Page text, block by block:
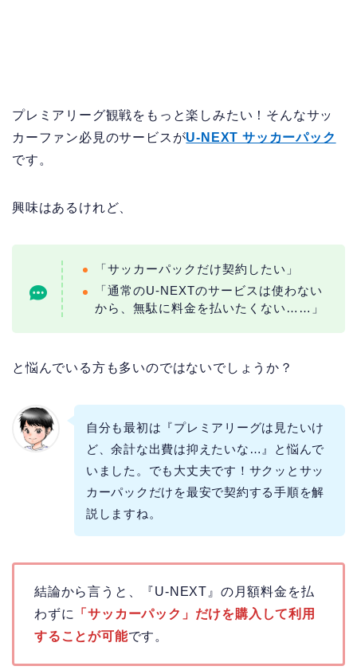
プレミアリーグ観戦をもっと楽しみたい！そんなサッ
カーファン必見のサービスがU-NEXT サッカーパック
です。
興味はあるけれど、
「サッカーパックだけ契約したい」
「通常のU-NEXTのサービスは使わない
から、無駄に料金を払いたくない……」
と悩んでいる方も多いのではないでしょうか？
自分も最初は『プレミアリーグは見たいけ
ど、余計な出費は抑えたいな…』と悩んで
いました。でも大丈夫です！サクッとサッ
カーパックだけを最安で契約する手順を解
説しますね。
結論から言うと、『U-NEXT』の月額料金を払
わずに
「サッカーパック」だけを購入して利用
することが可能です。